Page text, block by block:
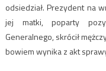
odsiedział. Prezydent na
jej matki, poparty
Generalnego, skrócił
bowiem wynika z akt